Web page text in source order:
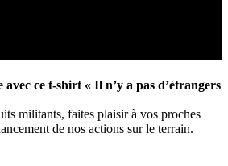
avec ce t-shirt « Il n’y a pas d’étrangers
militants, faites plaisir à vos proches
de nos actions sur le terrain.